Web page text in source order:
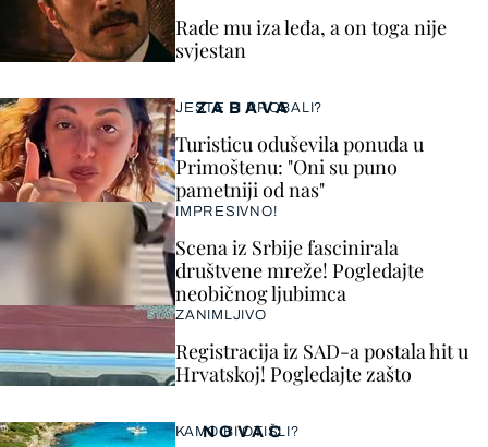
ZABAVA
JESTE LI PROBALI?
Turisticu oduševila ponuda u
Primoštenu: "Oni su puno
pametniji od nas"
IMPRESIVNO!
Scena iz Srbije fascinirala
društvene mreže! Pogledajte
neobičnog ljubimca
ZANIMLJIVO
Registracija iz SAD-a postala hit u
Hrvatskoj! Pogledajte zašto
Rade mu iza leđa, a on toga nije
svjestan
NOVAC
KAMO BI OTIŠLI?